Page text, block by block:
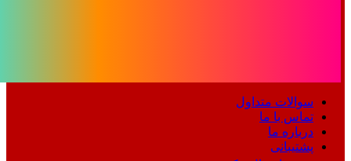
سوالات متداول
تماس با ما
درباره ما
پشتیبانی